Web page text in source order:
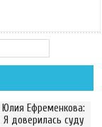
Юлия Ефременкова:
Я доверилась суду